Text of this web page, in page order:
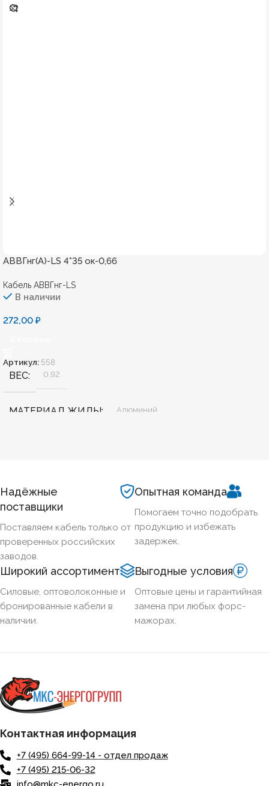
АВВГнг(А)-LS 4*35 ок-0,66
Кабель АВВГнг-LS
В наличии
272,00 ₽
Артикул: 558
ВЕС 0,92
МАТЕРИАЛ ЖИЛЫ Алюминий
ОГНЕСТОЙКИЙ
НАЛИЧИЕ ЭКРАНА
БРОНИРОВАННЫЙ
Надёжные
поставщики
Поставляем кабель только от
проверенных российских
заводов.
Опытная команда
Помогаем точно подобрать
продукцию и избежать
задержек.
Широкий ассортимент
Силовые, оптоволоконные и
бронированные кабели в
наличии.
Выгодные условия
Оптовые цены и гарантийная
замена при любых форс-
мажорах.
Контактная информация
+7 (495) 664-99-14 - отдел продаж
+7 (495) 215-06-32